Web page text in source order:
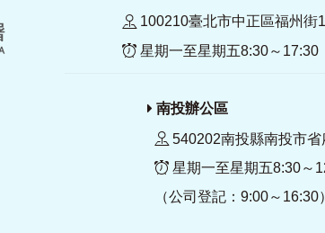
100210臺北市中正區福州街
星期一至星期五8:30～17:30
南投辦公區
540202南投縣南投市省
星期一至星期五8:30～
（公司登記：9:00～16:30